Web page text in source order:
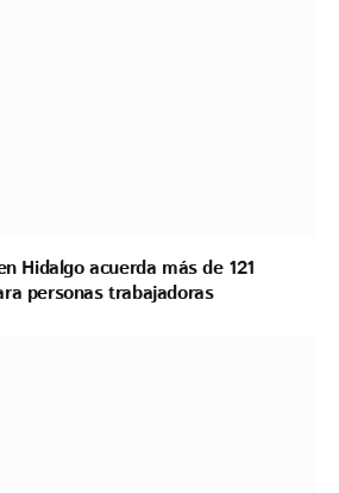
Hidalgo acuerda más de 121
personas trabajadoras